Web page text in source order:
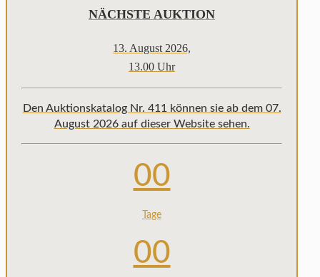
NÄCHSTE AUKTION
13. August 2026,
13.00 Uhr
Den Auktionskatalog Nr. 411 können sie ab dem 07.
August 2026 auf dieser Website sehen.
00
Tage
00